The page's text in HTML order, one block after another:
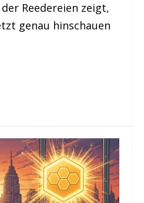
Reedereien zeigt,
genau hinschauen